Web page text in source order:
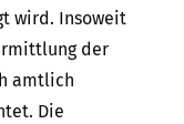
wird. Insoweit
der
amtlich
Die